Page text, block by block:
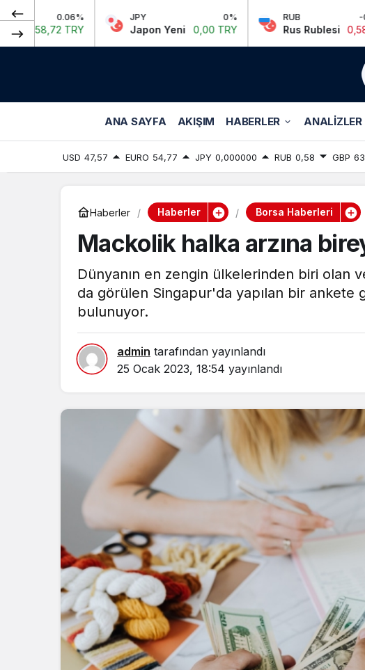
JPY
Japon Yeni 0,00 TRY
RUB -0.64%
Rus Rublesi 0,58 TRY
ANA SAYFA AKIŞIM HABERLER ANALIZLER
USD 47,57 EURO 54,77 JPY 0,000000 RUB 0,58 GBP
Haberler Haberler Borsa Haberleri
Mackolik halka arzına
Dünyanın en zengin ülkelerinden biri olan
da görülen Singapur'da yapılan bir ankete
bulunuyor.
admin tarafından yayınlandı
25 Ocak 2023, 18:54 yayınlandı